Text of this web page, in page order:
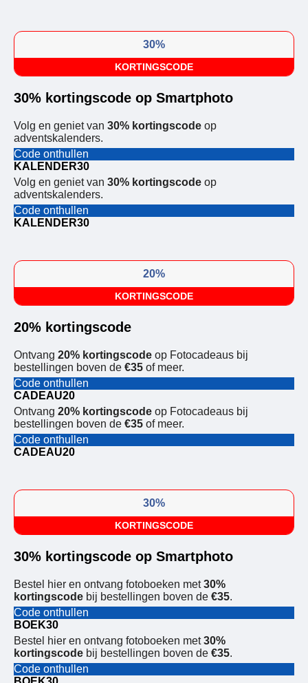
30%
KORTINGSCODE
30% kortingscode op Smartphoto
Volg en geniet van 30% kortingscode op
adventskalenders.
Code onthullen
KALENDER30
Volg en geniet van 30% kortingscode op
adventskalenders.
Code onthullen
KALENDER30
20%
KORTINGSCODE
20% kortingscode
Ontvang 20% kortingscode op Fotocadeaus bij
bestellingen boven de €35 of meer.
Code onthullen
CADEAU20
Ontvang 20% kortingscode op Fotocadeaus bij
bestellingen boven de €35 of meer.
Code onthullen
CADEAU20
30%
KORTINGSCODE
30% kortingscode op Smartphoto
Bestel hier en ontvang fotoboeken met30%
kortingscode bij bestellingen boven de €35.
Code onthullen
BOEK30
Bestel hier en ontvang fotoboeken met30%
kortingscode bij bestellingen boven de €35.
Code onthullen